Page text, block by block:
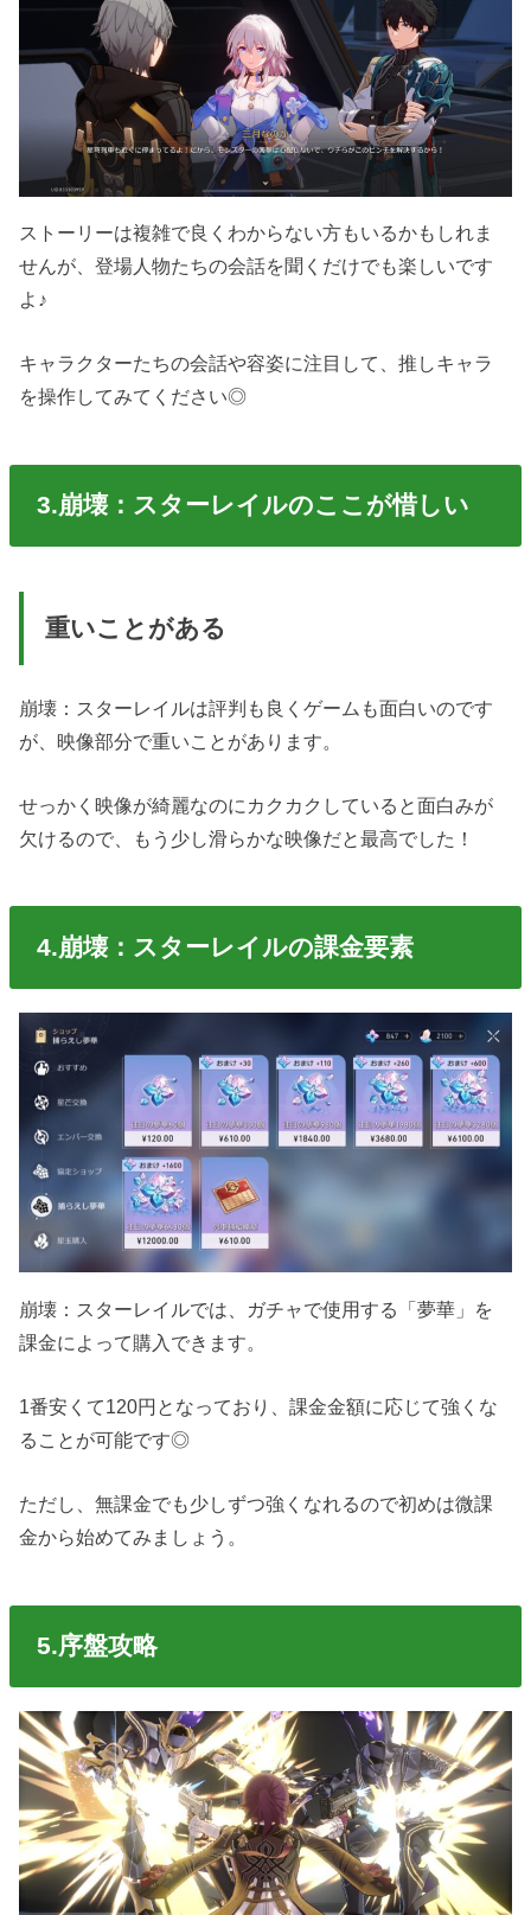
ストーリーは複雑で良くわからない方もいるかもしれま
せんが、登場人物たちの会話を聞くだけでも楽しいです
よ♪
キャラクターたちの会話や容姿に注目して、推しキャラ
を操作してみてください◎
3.崩壊：スターレイルのここが惜しい
重いことがある
崩壊：スターレイルは評判も良くゲームも面白いのです
が、映像部分で重いことがあります。
せっかく映像が綺麗なのにカクカクしていると面白みが
欠けるので、もう少し滑らかな映像だと最高でした！
4.崩壊：スターレイルの課金要素
崩壊：スターレイルでは、ガチャで使用する「夢華」を
課金によって購入できます。
1番安くて120円となっており、課金金額に応じて強くな
ることが可能です◎
ただし、無課金でも少しずつ強くなれるので初めは微課
金から始めてみましょう。
5.序盤攻略